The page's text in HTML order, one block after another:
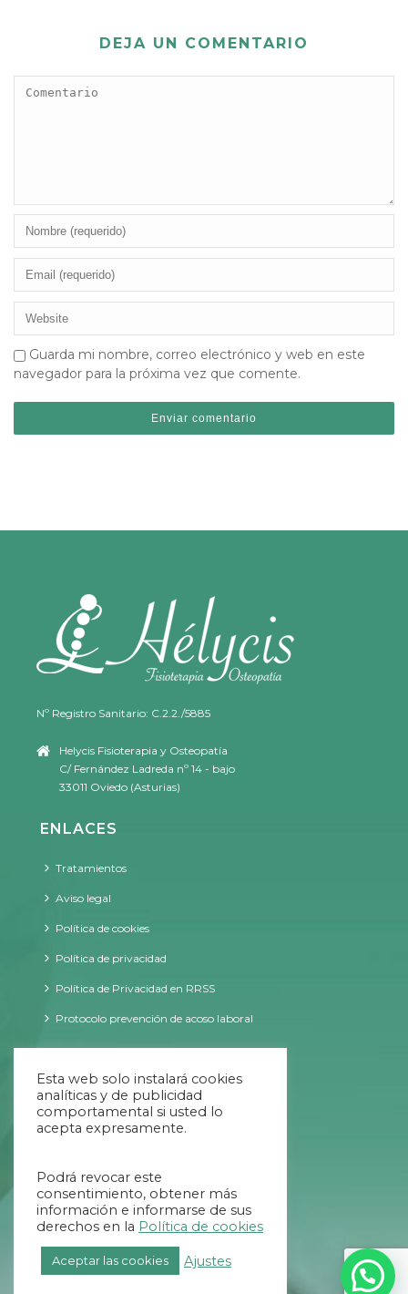
DEJA UN COMENTARIO
Guarda mi nombre, correo electrónico y web en este
navegador para la próxima vez que comente.
Nº Registro Sanitario: C.2.2./5885
Helycis Fisioterapia y Osteopatía
C/ Fernández Ladreda nº 14 - bajo
33011 Oviedo (Asturias)
ENLACES
Tratamientos
Aviso legal
Política de cookies
Política de privacidad
Política de Privacidad en RRSS
Protocolo prevención de acoso laboral
984 707 034
654 639 769
Esta web solo instalará cookies
analíticas y de publicidad
comportamental si usted lo
acepta expresamente.
Podrá revocar este
consentimiento, obtener más
información e informarse de sus
derechos en la Política de cookies
Aceptar las cookies Ajustes